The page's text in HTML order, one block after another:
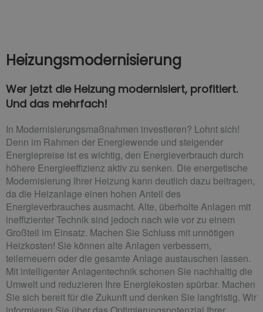
Heizungsmodernisierung
Wer jetzt die Heizung modernisiert, profitiert.
Und das mehrfach!
In Modernisierungs­maßnahmen investieren? Lohnt sich!
Denn im Rahmen der Energiewende und steigender
Energiepreise ist es wichtig, den Energie­verbrauch durch
höhere Energie­effizienz aktiv zu senken. Die energetische
Modernisierung Ihrer Heizung kann deutlich dazu beitragen,
da die Heizanlage einen hohen Anteil des
Energieverbrauches ausmacht. Alte, überholte Anlagen mit
ineffizienter Technik sind jedoch nach wie vor zu einem
Großteil im Einsatz. Machen Sie Schluss mit unnötigen
Heizkosten! Sie können alte Anlagen verbessern,
teilerneuern oder die gesamte Anlage austauschen lassen.
Mit intelligenter Anlagen­technik schonen Sie nachhaltig die
Umwelt und reduzieren Ihre Energiekosten spürbar. Machen
Sie sich bereit für die Zukunft und denken Sie langfristig. Wir